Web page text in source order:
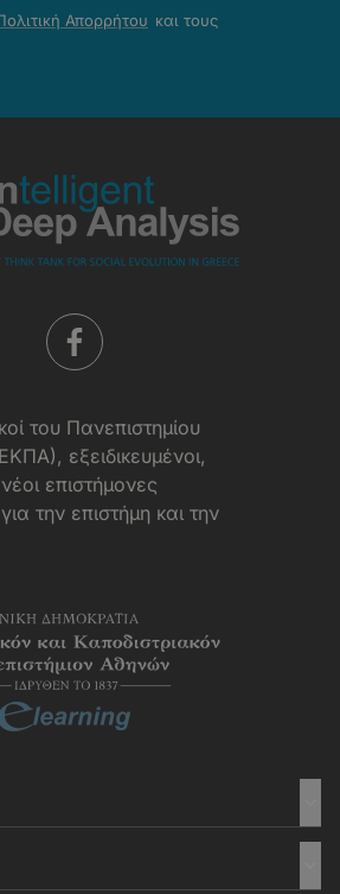
Απορρήτου και τους
του Πανεπιστημίου
εξειδικευμένοι,
επιστήμονες
την επιστήμη και την